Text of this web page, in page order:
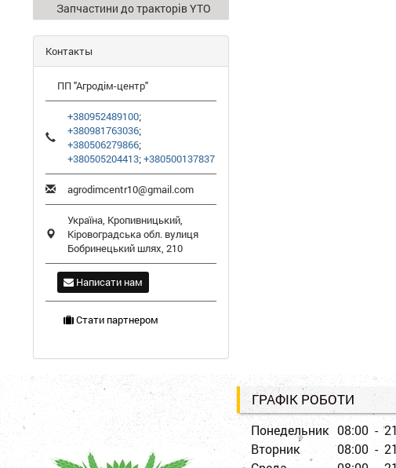
Запчастини до тракторів YTO
Контакты
ПП "Агродім-центр"
+380952489100;
+380981763036;
+380506279866;
+380505204413;+380500137837
agrodimcentr10@gmail.com
Україна, Кропивницький,
Кіровоградська обл. вулиця
Бобринецький шлях, 210
Написати нам
Стати партнером
ГРАФІК РОБОТИ
Понедельник 08:00 -
Вторник
08:00 -